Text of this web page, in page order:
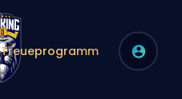
Treueprogramm